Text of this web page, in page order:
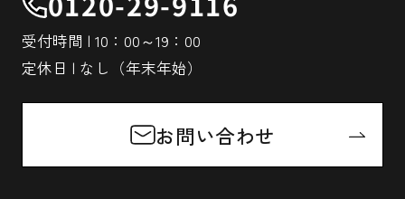
受付時間 | 10：00～19：00
定休日 | なし（年末年始）
お問い合わせ